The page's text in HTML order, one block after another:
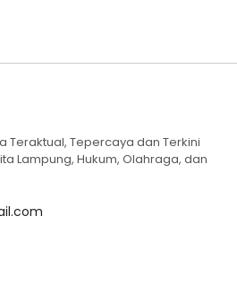
Teraktual, Tepercaya dan Terkini
Lampung, Hukum, Olahraga, dan